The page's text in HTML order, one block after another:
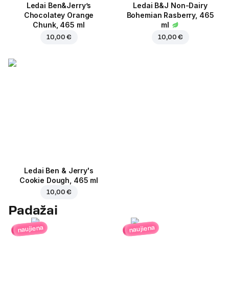
Ledai Ben&Jerry’s
Chocolatey Orange
Chunk, 465 ml
10,00 €
Ledai B&J Non-Dairy
Bohemian Rasberry, 465
ml
10,00 €
Ledai Ben & Jerry's
Cookie Dough, 465 ml
10,00 €
Padažai
naujiena naujiena